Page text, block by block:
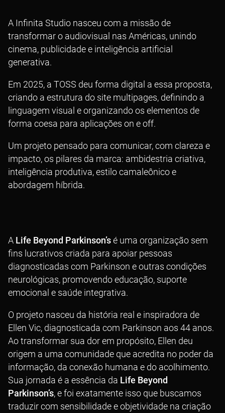
A Infinita Studio nasceu com a missão de
transformar o audiovisual nas Américas, unindo
cinema, publicidade e inteligência artificial
generativa.
Em 2025, a TOSS deu forma digital a essa proposta,
criando a estrutura do site multipages, definindo a
linguagem visual e organizando os elementos de
forma coesa para aplicações on e off.
Um projeto pensado para comunicar, com clareza e
impacto, os pilares da marca: ambidestria criativa,
inteligência produtiva, estilo camaleônico e
abordagem híbrida.
A Life Beyond Parkinson’sé uma organização sem
fins lucrativos criada para apoiar pessoas
diagnosticadas com Parkinson e outras condições
neurológicas, promovendo educação, suporte
emocional e saúde integrativa.
O projeto nasceu da história real e inspiradora de
Ellen Vic, diagnosticada com Parkinson aos 44 anos.
Ao transformar sua dor em propósito, Ellen deu
origem a uma comunidade que acredita no poder da
informação, da conexão humana e do acolhimento.
Sua jornada é a essência da Life Beyond
Parkinson’s, e foi exatamente isso que buscamos
traduzir com sensibilidade e objetividade na criação